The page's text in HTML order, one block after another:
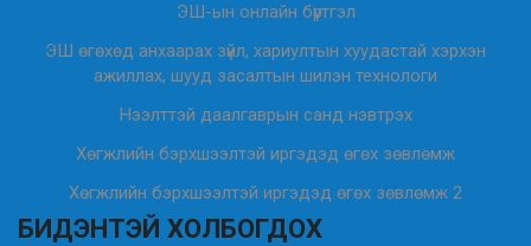
ЭШ-ын онлайн бүртгэл
ЭШ өгөхөд анхаарах зүйл, хариултын хуудастай хэрхэн
ажиллах, шууд засалтын шилэн технологи
Нээлттэй даалгаврын санд нэвтрэх
Хөгжлийн бэрхшээлтэй иргэдэд өгөх зөвлөмж
Хөгжлийн бэрхшээлтэй иргэдэд өгөх зөвлөмж 2
БИДЭНТЭЙ ХОЛБОГДОХ